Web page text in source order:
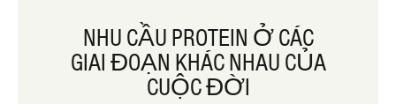
NHU CẦU PROTEIN Ở CÁC
GIAI ĐOẠN KHÁC NHAU CỦA
CUỘC ĐỜI